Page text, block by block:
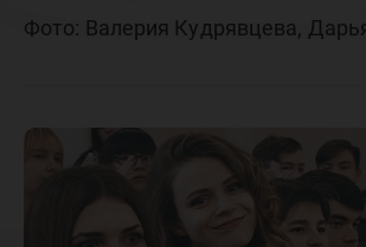
Фото: Валерия Кудрявцева,